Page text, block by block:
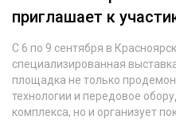
приглашает к
С 6 по 9 сентября в
специализированная
площадка не только
технологии и передовое
комплекса, но и организует